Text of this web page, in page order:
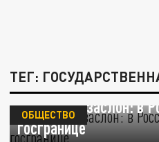
ТЕГ:
Серьезный заслон: в
госгранице
ОБЩЕСТВО